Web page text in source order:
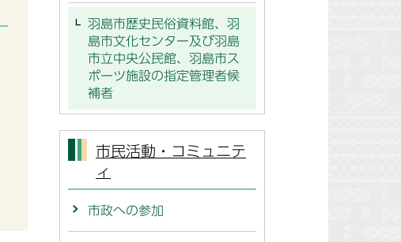
羽島市歴史民俗資料館、羽
島市文化センター及び羽島
市立中央公民館、羽島市ス
ポーツ施設の指定管理者候
補者
市民活動・コミュニテ
ィ
市政への参加